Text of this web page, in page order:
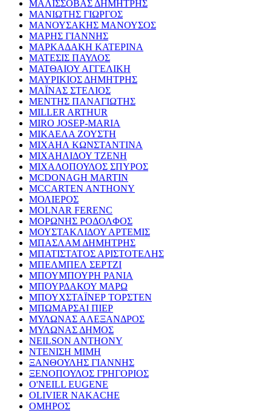
ΜΑΛΙΣΣΟΒΑΣ ΔΗΜΗΤΡΗΣ
ΜΑΝΙΩΤΗΣ ΓΙΩΡΓΟΣ
ΜΑΝΟΥΣΑΚΗΣ ΜΑΝΟΥΣΟΣ
ΜΑΡΗΣ ΓΙΑΝΝΗΣ
ΜΑΡΚΑΔΑΚΗ ΚΑΤΕΡΙΝΑ
ΜΑΤΕΣΙΣ ΠΑΥΛΟΣ
ΜΑΤΘΑΙΟΥ ΑΓΓΕΛΙΚΗ
ΜΑΥΡΙΚΙΟΣ ΔΗΜΗΤΡΗΣ
ΜΑΪΝΑΣ ΣΤΕΛΙΟΣ
ΜΕΝΤΗΣ ΠΑΝΑΓΙΩΤΗΣ
MILLER ARTHUR
MIRO JOSEP-MARIA
ΜΙΚΑΕΛΑ ΖΟΥΣΤΗ
ΜΙΧΑΗΛ ΚΩΝΣΤΑΝΤΙΝΑ
ΜΙΧΑΗΛΙΔΟΥ ΤΖΕΝΗ
ΜΙΧΑΛΟΠΟΥΛΟΣ ΣΠΥΡΟΣ
MCDONAGH MARTIN
MCCARTEN ANTHONY
ΜΟΛΙΕΡΟΣ
MOLNAR FERENC
ΜΟΡΩΝΗΣ ΡΟΔΟΛΦΟΣ
ΜΟΥΣΤΑΚΛΙΔΟΥ ΑΡΤΕΜΙΣ
ΜΠΑΣΛΑΜ ΔΗΜΗΤΡΗΣ
ΜΠΑΤΙΣΤΑΤΟΣ ΑΡΙΣΤΟΤΕΛΗΣ
ΜΠΕΛΜΠΕΛ ΣΕΡΤΖΙ
ΜΠΟΥΜΠΟΥΡΗ ΡΑΝΙΑ
ΜΠΟΥΡΔΑΚΟΥ ΜΑΡΩ
ΜΠΟΥΧΣΤΑΪΝΕΡ ΤΟΡΣΤΕΝ
ΜΠΩΜΑΡΣΑΙ ΠΙΕΡ
ΜΥΛΩΝΑΣ ΑΛΕΞΑΝΔΡΟΣ
ΜΥΛΩΝΑΣ ΔΗΜΟΣ
NEILSON ANTHONY
ΝΤΕΝΙΣΗ ΜΙΜΗ
ΞΑΝΘΟΥΛΗΣ ΓΙΑΝΝΗΣ
ΞΕΝΟΠΟΥΛΟΣ ΓΡΗΓΟΡΙΟΣ
O'NEILL EUGENE
OLIVIER NAKACHE
ΟΜΗΡΟΣ